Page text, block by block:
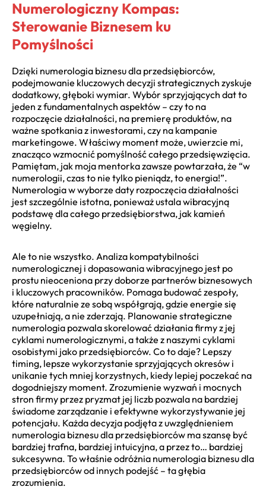
Numerologiczny Kompas:
Sterowanie Biznesem ku
Pomyślności
Dzięki numerologia biznesu dla przedsiębiorców,
podejmowanie kluczowych decyzji strategicznych zyskuje
dodatkowy, głęboki wymiar. Wybór sprzyjających dat to
jeden z fundamentalnych aspektów – czy to na
rozpoczęcie działalności, na premierę produktów, na
ważne spotkania z inwestorami, czy na kampanie
marketingowe. Właściwy moment może, uwierzcie mi,
znacząco wzmocnić pomyślność całego przedsięwzięcia.
Pamiętam, jak moja mentorka zawsze powtarzała, że “w
numerologii, czas to nie tylko pieniądz, to energia!”.
Numerologia w wyborze daty rozpoczęcia działalności
jest szczególnie istotna, ponieważ ustala wibracyjną
podstawę dla całego przedsiębiorstwa, jak kamień
węgielny.
Ale to nie wszystko. Analiza kompatybilności
numerologicznej i dopasowania wibracyjnego jest po
prostu nieoceniona przy doborze partnerów biznesowych
i kluczowych pracowników. Pomaga budować zespoły,
które naturalnie ze sobą współgrają, gdzie energie się
uzupełniają, a nie zderzają. Planowanie strategiczne
numerologia pozwala skorelować działania firmy z jej
cyklami numerologicznymi, a także z naszymi cyklami
osobistymi jako przedsiębiorców. Co to daje? Lepszy
timing, lepsze wykorzystanie sprzyjających okresów i
unikanie tych mniej korzystnych, kiedy lepiej poczekać na
dogodniejszy moment. Zrozumienie wyzwań i mocnych
stron firmy przez pryzmat jej liczb pozwala na bardziej
świadome zarządzanie i efektywne wykorzystywanie jej
potencjału. Każda decyzja podjęta z uwzględnieniem
numerologia biznesu dla przedsiębiorców ma szansę być
bardziej trafna, bardziej intuicyjna, a przez to… bardziej
sukcesywna. To właśnie odróżnia numerologia biznesu dla
przedsiębiorców od innych podejść – ta głębia
zrozumienia.